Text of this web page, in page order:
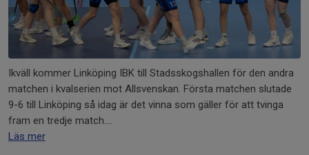
Ikväll kommer Linköping IBK till Stadsskogshallen för den andra
matchen i kvalserien mot Allsvenskan. Första matchen slutade
9-6 till Linköping så idag är det vinna som gäller för att tvinga
fram en tredje match....
Läs mer